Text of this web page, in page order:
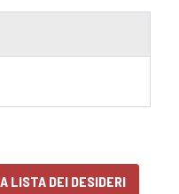
LISTA DEI DESIDERI